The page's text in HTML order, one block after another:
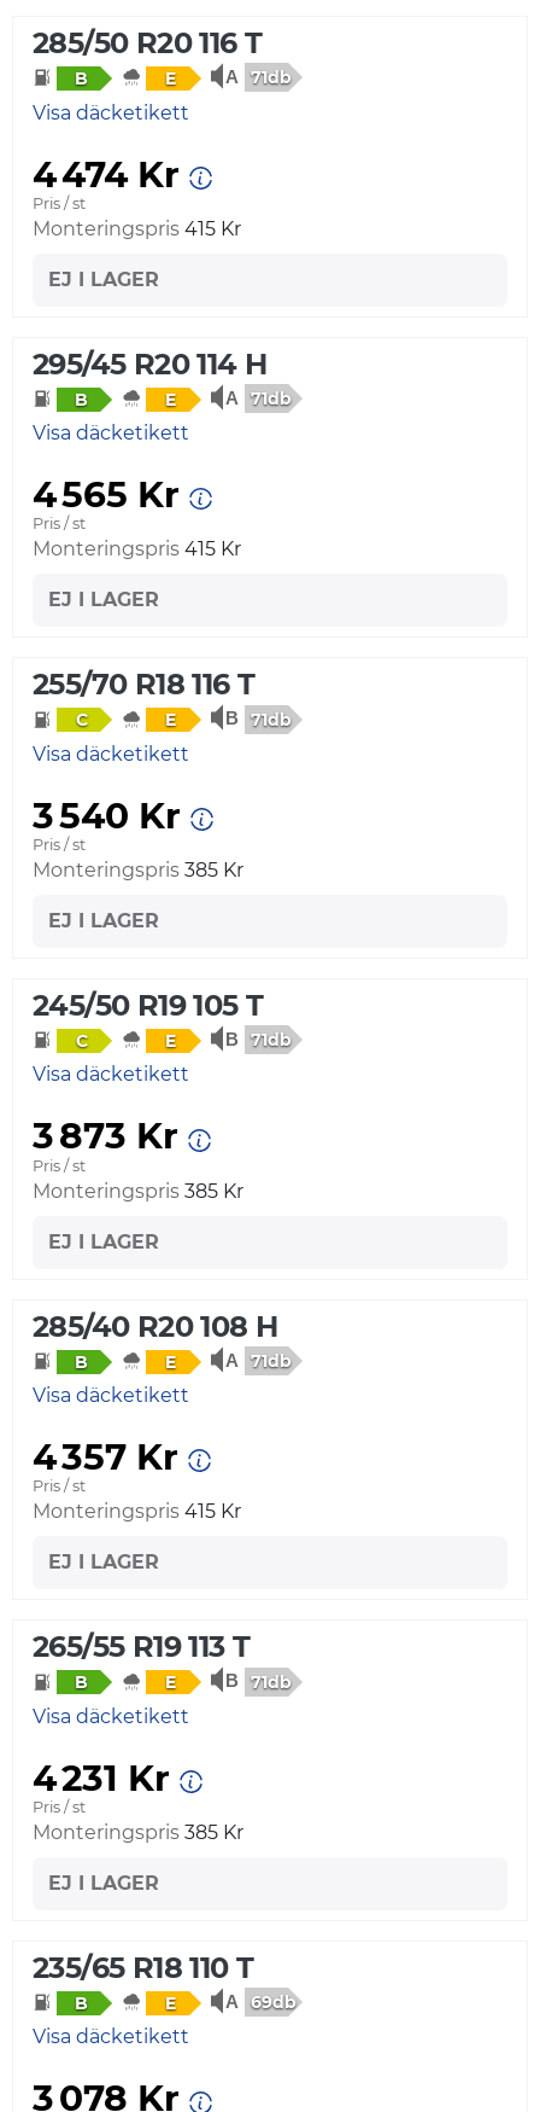
285/50 R20 116 T
B E 71db
Visa däcketikett
4 474 Kr
Pris / st
Monteringspris 415 Kr
EJ I LAGER
295/45 R20 114 H
B E 71db
Visa däcketikett
4 565 Kr
Pris / st
Monteringspris 415 Kr
EJ I LAGER
255/70 R18 116 T
C E 71db
Visa däcketikett
3 540 Kr
Pris / st
Monteringspris 385 Kr
EJ I LAGER
245/50 R19 105 T
C E 71db
Visa däcketikett
3 873 Kr
Pris / st
Monteringspris 385 Kr
EJ I LAGER
285/40 R20 108 H
B E 71db
Visa däcketikett
4 357 Kr
Pris / st
Monteringspris 415 Kr
EJ I LAGER
265/55 R19 113 T
B E 71db
Visa däcketikett
4 231 Kr
Pris / st
Monteringspris 385 Kr
EJ I LAGER
235/65 R18 110 T
B E 69db
Visa däcketikett
3 078 Kr